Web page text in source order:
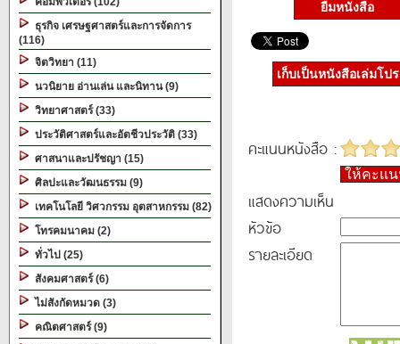
ธุรกิจ เศรษฐศาสตร์และการจัดการ
(116)
จิตวิทยา (11)
นวนิยาย อ่านเล่น และนิทาน (9)
วิทยาศาสตร์ (33)
ประวัติศาสตร์และอัตชีวประวัติ (33)
ศาสนาและปรัชญา (15)
ศิลปะและวัฒนธรรม (9)
เทคโนโลยี วิศวกรรม อุตสาหกรรม (82)
โทรคมนาคม (2)
ทั่วไป (25)
สังคมศาสตร์ (6)
ไม่สังกัดหมวด (3)
คณิตศาสตร์ (9)
ยืมหนังสือ
เก็บเป็นหนังสือเล่มโป
คะแนนหนังสือ :
ให้คะแ
แสดงความเห็น
หัวข้อ
รายละเอียด